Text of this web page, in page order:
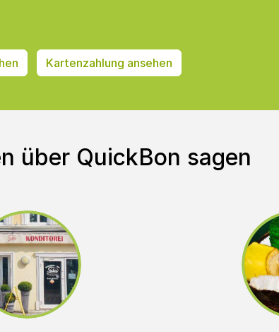
Kartenzahlung ansehen
über QuickBon sagen